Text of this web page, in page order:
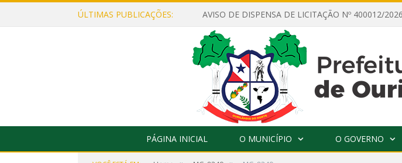
ÚLTIMAS PUBLICAÇÕES:
PÁGINA INICIAL O MUNICÍPIO O GOVERNO